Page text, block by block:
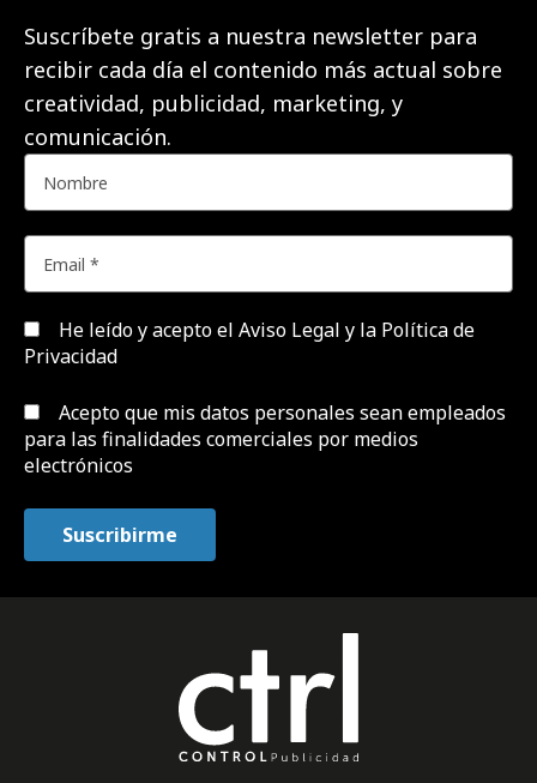
Suscríbete gratis a nuestra newsletter para
recibir cada día el contenido más actual sobre
creatividad, publicidad, marketing, y
comunicación.
He leído y acepto el Aviso Legal y la Política de
Privacidad
Acepto que mis datos personales sean empleados
para las finalidades comerciales por medios
electrónicos